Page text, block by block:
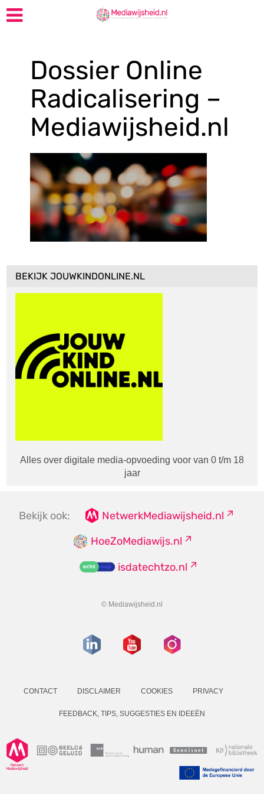
Dossier Online
Radicalisering –
Mediawijsheid.nl
BEKIJK JOUWKINDONLINE.NL
Alles over digitale media-opvoeding voor van 0 t/m 18
jaar
Bekijk ook:
NetwerkMediawijsheid.nl
HoeZoMediawijs.nl
isdatechtzo.nl
© Mediawijsheid.nl
CONTACT DISCLAIMER COOKIES PRIVACY
FEEDBACK, TIPS, SUGGESTIES EN IDEEËN